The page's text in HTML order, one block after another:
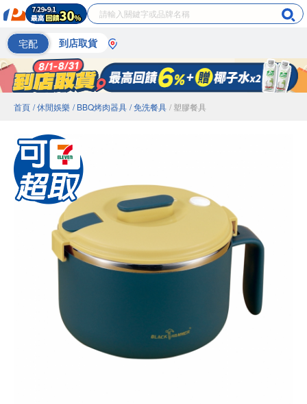
宅配 到店取貨
首頁 / 休閒娛樂 / BBQ烤肉器具 / 免洗餐具 / 塑膠餐具